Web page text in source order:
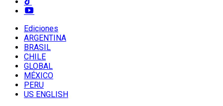
Ediciones
ARGENTINA
BRASIL
CHILE
GLOBAL
MÉXICO
PERU
US ENGLISH